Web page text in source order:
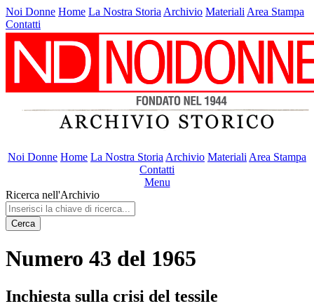
Noi Donne Home La Nostra Storia Archivio Materiali Area Stampa
Contatti
Noi Donne Home La Nostra Storia Archivio Materiali Area Stampa
Contatti
Menu
Ricerca nell'Archivio
Cerca
Numero 43 del 1965
Inchiesta sulla crisi del tessile